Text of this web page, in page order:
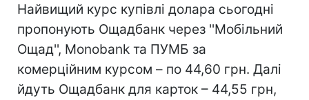
Найвищий курс купівлі долара сьогодні
пропонують Ощадбанк через ''Мобільний
Ощад'', Monobank та ПУМБ за
комерційним курсом – по 44,60 грн. Далі
йдуть Ощадбанк для карток – 44,55 грн,